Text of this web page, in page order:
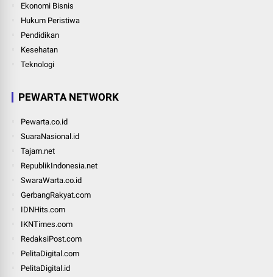
Ekonomi Bisnis
Hukum Peristiwa
Pendidikan
Kesehatan
Teknologi
PEWARTA NETWORK
Pewarta.co.id
SuaraNasional.id
Tajam.net
RepublikIndonesia.net
SwaraWarta.co.id
GerbangRakyat.com
IDNHits.com
IKNTimes.com
RedaksiPost.com
PelitaDigital.com
PelitaDigital.id